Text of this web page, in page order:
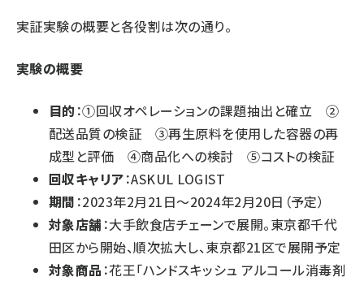
実証実験の概要と各役割は次の通り。
実験の概要
目的 ：①回収オペレーションの課題抽出と確立 ②
配送品質の検証 ③再生原料を使用した容器の再
成型と評価 ④商品化への検討 ⑤コストの検証
回収キャリア：ASKUL LOGIST
期間 ：2023年2月21日～2024年2月20日（予定）
対象店舗：大手飲食店チェーンで展開。東京都千代
田区から開始、順次拡大し、東京都21区で展開予定
対象商品 ：花王「ハンドスキッシュ アルコール消毒剤